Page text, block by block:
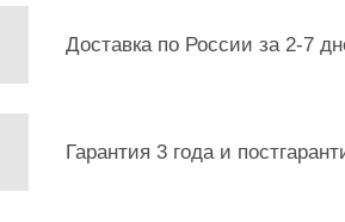
Доставка по России за 2-7
Гарантия 3 года и